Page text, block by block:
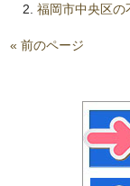
福岡市中央区の
« 前のページ